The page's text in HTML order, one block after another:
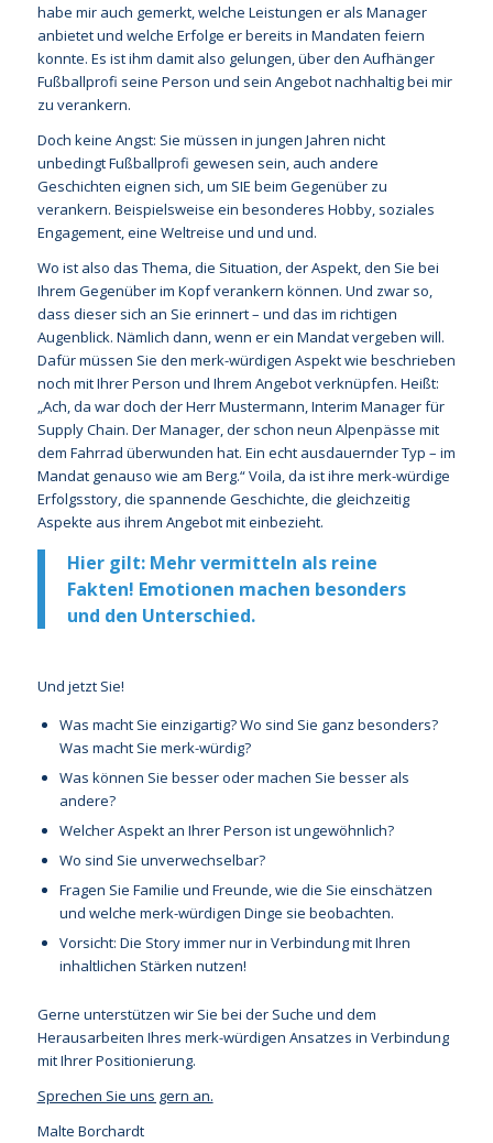
habe mir auch gemerkt, welche Leistungen er als Manager
anbietet und welche Erfolge er bereits in Mandaten feiern
konnte. Es ist ihm damit also gelungen, über den Aufhänger
Fußballprofi seine Person und sein Angebot nachhaltig bei mir
zu verankern.
Doch keine Angst: Sie müssen in jungen Jahren nicht
unbedingt Fußballprofi gewesen sein, auch andere
Geschichten eignen sich, um SIE beim Gegenüber zu
verankern. Beispielsweise ein besonderes Hobby, soziales
Engagement, eine Weltreise und und und.
Wo ist also das Thema, die Situation, der Aspekt, den Sie bei
Ihrem Gegenüber im Kopf verankern können. Und zwar so,
dass dieser sich an Sie erinnert – und das im richtigen
Augenblick. Nämlich dann, wenn er ein Mandat vergeben will.
Dafür müssen Sie den merk-würdigen Aspekt wie beschrieben
noch mit Ihrer Person und Ihrem Angebot verknüpfen. Heißt:
„Ach, da war doch der Herr Mustermann, Interim Manager für
Supply Chain. Der Manager, der schon neun Alpenpässe mit
dem Fahrrad überwunden hat. Ein echt ausdauernder Typ – im
Mandat genauso wie am Berg.“ Voila, da ist ihre merk-würdige
Erfolgsstory, die spannende Geschichte, die gleichzeitig
Aspekte aus ihrem Angebot mit einbezieht.
Hier gilt: Mehr vermitteln als reine
Fakten! Emotionen machen besonders
und den Unterschied.
Und jetzt Sie!
Was macht Sie einzigartig? Wo sind Sie ganz besonders?
Was macht Sie merk-würdig?
Was können Sie besser oder machen Sie besser als
andere?
Welcher Aspekt an Ihrer Person ist ungewöhnlich?
Wo sind Sie unverwechselbar?
Fragen Sie Familie und Freunde, wie die Sie einschätzen
und welche merk-würdigen Dinge sie beobachten.
Vorsicht: Die Story immer nur in Verbindung mit Ihren
inhaltlichen Stärken nutzen!
Gerne unterstützen wir Sie bei der Suche und dem
Herausarbeiten Ihres merk-würdigen Ansatzes in Verbindung
mit Ihrer Positionierung.
Sprechen Sie uns gern an.
Malte Borchardt